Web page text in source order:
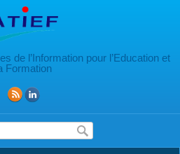
de l’Information pour l’Education et
Formation
de recherche